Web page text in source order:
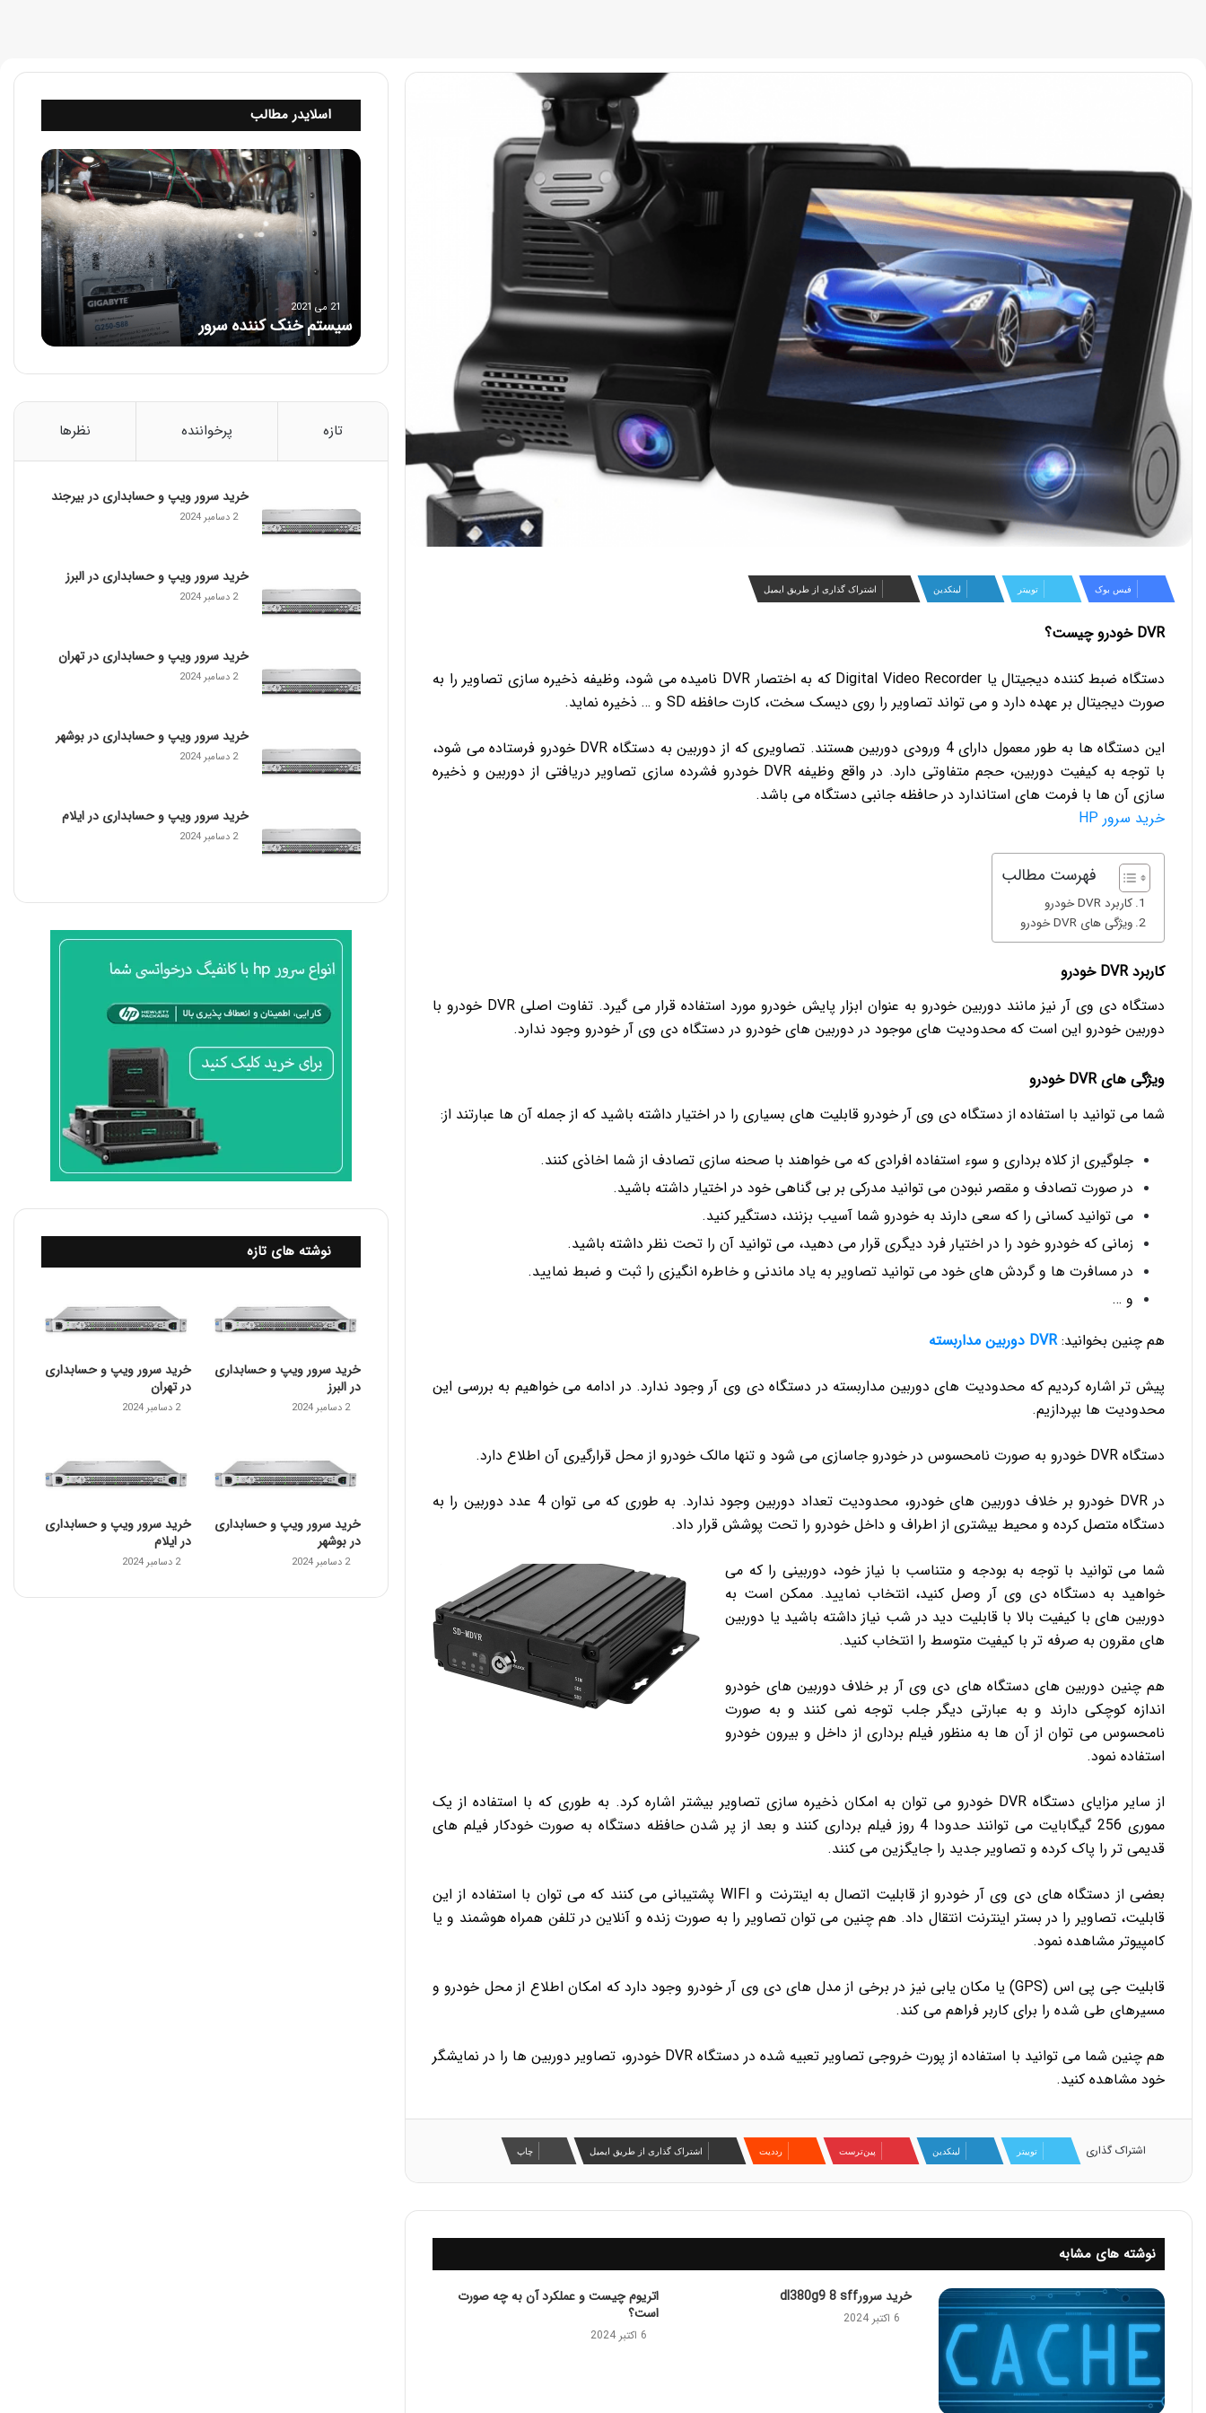
فیس بوک توییتر لینکدین اشتراک گذاری از طریق ایمیل
DVR خودرو چیست؟
دستگاه ضبط کننده دیجیتال یا Digital Video Recorder که به اختصار DVR نامیده می شود، وظیفه ذخیره سازی تصاویر را به
صورت دیجیتال بر عهده دارد و می تواند تصاویر را روی دیسک سخت، کارت حافظه SD و … ذخیره نماید.
این دستگاه ها به طور معمول دارای 4 ورودی دوربین هستند. تصاویری که از دوربین به دستگاه DVR خودرو فرستاده می شود،
با توجه به کیفیت دوربین، حجم متفاوتی دارد. در واقع وظیفه DVR خودرو فشرده سازی تصاویر دریافتی از دوربین و ذخیره
سازی آن ها با فرمت های استاندارد در حافظه جانبی دستگاه می باشد.
خريد سرور HP
فهرست مطالب
کاربرد DVR خودرو
ویژگی های DVR خودرو
کاربرد DVR خودرو
دستگاه دی وی آر نیز مانند دوربین خودرو به عنوان ابزار پایش خودرو مورد استفاده قرار می گیرد. تفاوت اصلی DVR خودرو با
دوربین خودرو این است که محدودیت های موجود در دوربین های خودرو در دستگاه دی وی آر خودرو وجود ندارد.
ویژگی های DVR خودرو
شما می توانید با استفاده از دستگاه دی وی آر خودرو قابلیت های بسیاری را در اختیار داشته باشید که از جمله آن ها عبارتند از:
جلوگیری از کلاه برداری و سوء استفاده افرادی که می خواهند با صحنه سازی تصادف از شما اخاذی کنند.
در صورت تصادف و مقصر نبودن می توانید مدرکی بر بی گناهی خود در اختیار داشته باشید.
می توانید کسانی را که سعی دارند به خودرو شما آسیب بزنند، دستگیر کنید.
زمانی که خودرو خود را در اختیار فرد دیگری قرار می دهید، می توانید آن را تحت نظر داشته باشید.
در مسافرت ها و گردش های خود می توانید تصاویر به یاد ماندنی و خاطره انگیزی را ثبت و ضبط نمایید.
و …
هم چنین بخوانید:DVR دوربین مداربسته
پیش تر اشاره کردیم که محدودیت های دوربین مداربسته در دستگاه دی وی آر وجود ندارد. در ادامه می خواهیم به بررسی این
محدودیت ها بپردازیم.
دستگاه DVR خودرو به صورت نامحسوس در خودرو جاسازی می شود و تنها مالک خودرو از محل قرارگیری آن اطلاع دارد.
در DVR خودرو بر خلاف دوربین های خودرو، محدودیت تعداد دوربین وجود ندارد. به طوری که می توان 4 عدد دوربین را به
دستگاه متصل کرده و محیط بیشتری از اطراف و داخل خودرو را تحت پوشش قرار داد.
شما می توانید با توجه به بودجه و متناسب با نیاز خود، دوربینی را که می
خواهید به دستگاه دی وی آر وصل کنید، انتخاب نمایید. ممکن است به
دوربین های با کیفیت بالا با قابلیت دید در شب نیاز داشته باشید یا دوربین
های مقرون به صرفه تر با کیفیت متوسط را انتخاب کنید.
هم چنین دوربین های دستگاه های دی وی آر بر خلاف دوربین های خودرو
اندازه کوچکی دارند و به عبارتی دیگر جلب توجه نمی کنند و به صورت
نامحسوس می توان از آن ها به منظور فیلم برداری از داخل و بیرون خودرو
استفاده نمود.
از سایر مزایای دستگاه DVR خودرو می توان به امکان ذخیره سازی تصاویر بیشتر اشاره کرد. به طوری که با استفاده از یک
مموری 256 گیگابایت می توانند حدودا 4 روز فیلم برداری کنند و بعد از پر شدن حافظه دستگاه به صورت خودکار فیلم های
قدیمی تر را پاک کرده و تصاویر جدید را جایگزین می کنند.
بعضی از دستگاه های دی وی آر خودرو از قابلیت اتصال به اینترنت و WIFI پشتیبانی می کنند که می توان با استفاده از این
قابلیت، تصاویر را در بستر اینترنت انتقال داد. هم چنین می توان تصاویر را به صورت زنده و آنلاین در تلفن همراه هوشمند و یا
کامپیوتر مشاهده نمود.
قابلیت جی پی اس (GPS) یا مکان یابی نیز در برخی از مدل های دی وی آر خودرو وجود دارد که امکان اطلاع از محل خودرو و
مسیرهای طی شده را برای کاربر فراهم می کند.
هم چنین شما می توانید با استفاده از پورت خروجی تصاویر تعبیه شده در دستگاه DVR خودرو، تصاویر دوربین ها را در نمایشگر
خود مشاهده کنید.
اشتراک گذاری توییتر لینکدین ‫پین‌ترست ‫رددیت اشتراک گذاری از طریق ایمیل چاپ
نوشته های مشابه
خرید سرورdl380g9 8 sff
6 اکتبر 2024
اتریوم چیست و عملکرد آن به چه صورت
است؟
6 اکتبر 2024
اسلایدر مطالب
س
ن
س
ر
21 می 2021
سیستم خنک کننده سرور
تازه پرخواننده نظرها
خرید سرور ویپ و حسابداری در بیرجند
2 دسامبر 2024
خرید سرور ویپ و حسابداری در البرز
2 دسامبر 2024
خرید سرور ویپ و حسابداری در تهران
2 دسامبر 2024
خرید سرور ویپ و حسابداری در بوشهر
2 دسامبر 2024
خرید سرور ویپ و حسابداری در ایلام
2 دسامبر 2024
نوشته های تازه
خرید سرور ویپ و حسابداری
در البرز
2 دسامبر 2024
خرید سرور ویپ و حسابداری
در تهران
2 دسامبر 2024
خرید سرور ویپ و حسابداری
در بوشهر
2 دسامبر 2024
خرید سرور ویپ و حسابداری
در ایلام
2 دسامبر 2024